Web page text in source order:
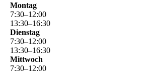
Montag
7:30–12:00
13:30–16:30
Dienstag
7:30–12:00
13:30–16:30
Mittwoch
7:30–12:00